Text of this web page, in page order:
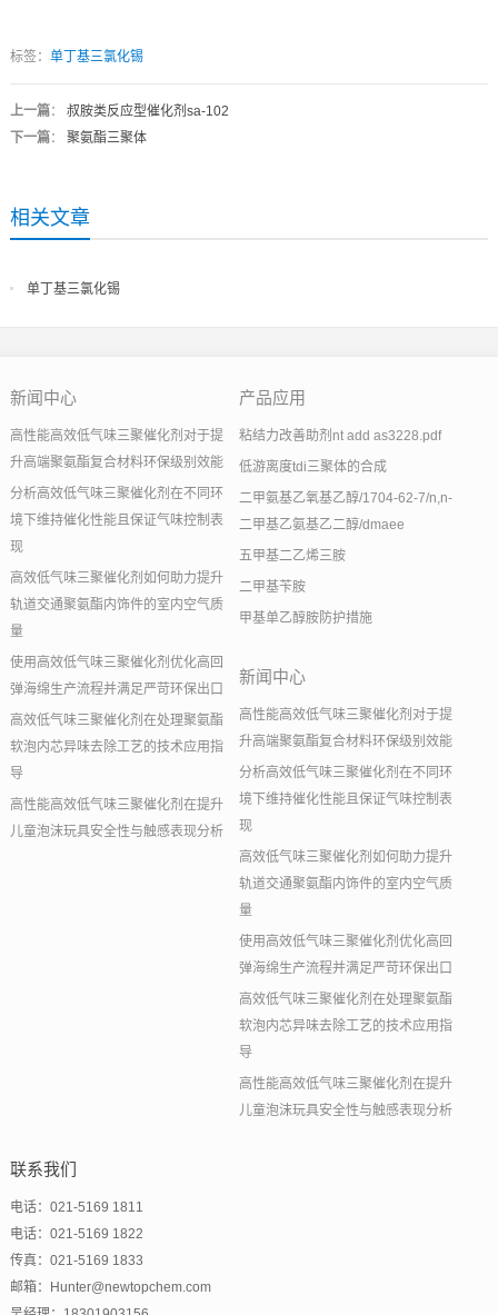
标签： 单丁基三氯化锡
上一篇： 叔胺类反应型催化剂sa-102
下一篇： 聚氨酯三聚体
相关文章
单丁基三氯化锡
新闻中心
高性能高效低气味三聚催化剂对于提
升高端聚氨酯复合材料环保级别效能
分析高效低气味三聚催化剂在不同环
境下维持催化性能且保证气味控制表
现
高效低气味三聚催化剂如何助力提升
轨道交通聚氨酯内饰件的室内空气质
量
使用高效低气味三聚催化剂优化高回
弹海绵生产流程并满足严苛环保出口
高效低气味三聚催化剂在处理聚氨酯
软泡内芯异味去除工艺的技术应用指
导
高性能高效低气味三聚催化剂在提升
儿童泡沫玩具安全性与触感表现分析
产品应用
粘结力改善助剂nt add as3228.pdf
低游离度tdi三聚体的合成
二甲氨基乙氧基乙醇/1704-62-7/n,n-
二甲基乙氨基乙二醇/dmaee
五甲基二乙烯三胺
二甲基苄胺
甲基单乙醇胺防护措施
新闻中心
高性能高效低气味三聚催化剂对于提
升高端聚氨酯复合材料环保级别效能
分析高效低气味三聚催化剂在不同环
境下维持催化性能且保证气味控制表
现
高效低气味三聚催化剂如何助力提升
轨道交通聚氨酯内饰件的室内空气质
量
使用高效低气味三聚催化剂优化高回
弹海绵生产流程并满足严苛环保出口
高效低气味三聚催化剂在处理聚氨酯
软泡内芯异味去除工艺的技术应用指
导
高性能高效低气味三聚催化剂在提升
儿童泡沫玩具安全性与触感表现分析
联系我们
电话：021-5169 1811
电话：021-5169 1822
传真：021-5169 1833
邮箱：Hunter@newtopchem.com